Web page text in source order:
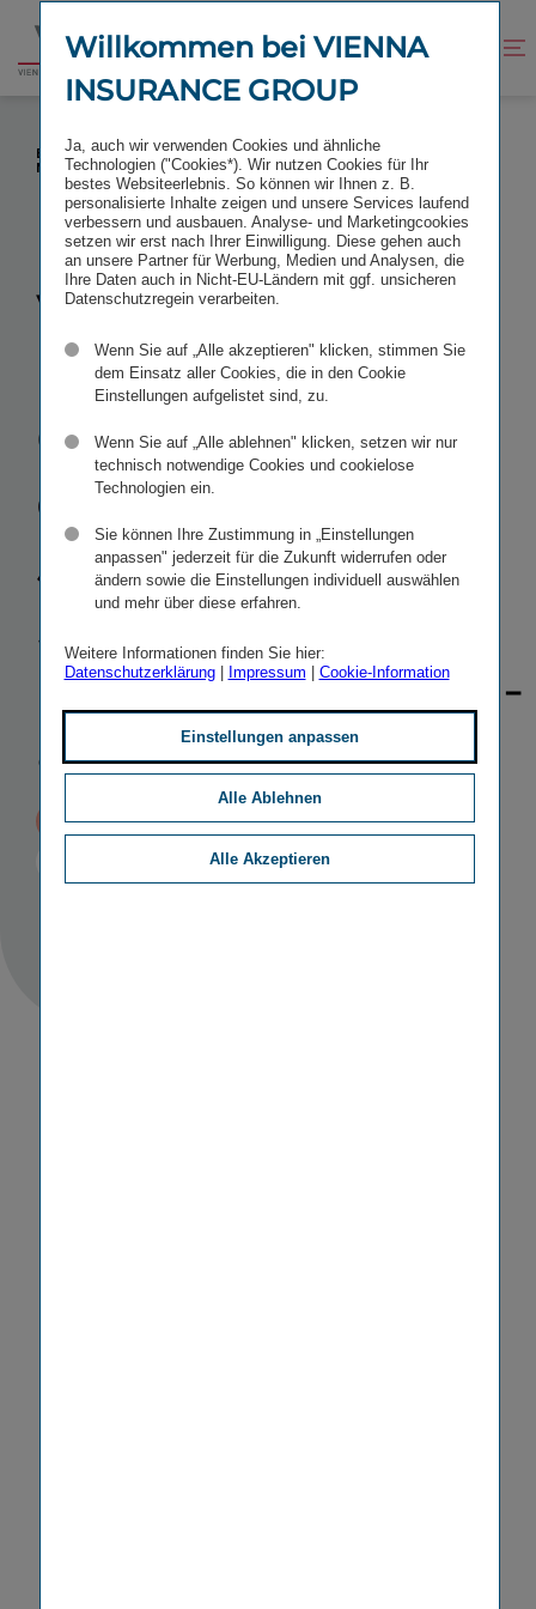
Inhalt
springen
Fußzeile
springen
Zur
Startseite
Kontrast
VIENNA INSURANCE GROUP PLATZIERT
ERFOLGREICH EUR 500 MILLIONEN SENIOR-
NACHHALTIGKEITSANLEIHE
Vienna
Insurance
Group platziert
erfolgreich EUR
500 Millionen
Senior-​
Nachhaltigkeits­
anleihe
Veröffentlicht
18.03.2021 16:37
KAPITALMASSNAHMEN
Willkommen bei VIENNA
INSURANCE GROUP
Ja, auch wir verwenden Cookies und ähnliche
Technologien ("Cookies*). Wir nutzen Cookies für Ihr
bestes Websiteerlebnis. So können wir Ihnen z. B.
personalisierte Inhalte zeigen und unsere Services laufend
verbessern und ausbauen. Analyse- und Marketingcookies
setzen wir erst nach Ihrer Einwilligung. Diese gehen auch
an unsere Partner für Werbung, Medien und Analysen, die
Ihre Daten auch in Nicht-EU-Ländern mit ggf. unsicheren
Datenschutzregein verarbeiten.
Wenn Sie auf „Alle akzeptieren" klicken, stimmen Sie
dem Einsatz aller Cookies, die in den Cookie
Einstellungen aufgelistet sind, zu.
Wenn Sie auf „Alle ablehnen" klicken, setzen wir nur
technisch notwendige Cookies und cookielose
Technologien ein.
Sie können Ihre Zustimmung in „Einstellungen
anpassen" jederzeit für die Zukunft widerrufen oder
ändern sowie die Einstellungen individuell auswählen
und mehr über diese erfahren.
Weitere Informationen finden Sie hier:
Datenschutzerklärung| Impressum Cookie-Information
Einstellungen anpassen
Alle Ablehnen
Alle Akzeptieren